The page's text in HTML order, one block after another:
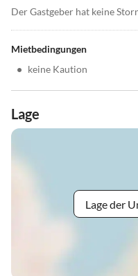
Der Gastgeber hat keine
Mietbedingungen
• keine Kaution
Lage
Lage der